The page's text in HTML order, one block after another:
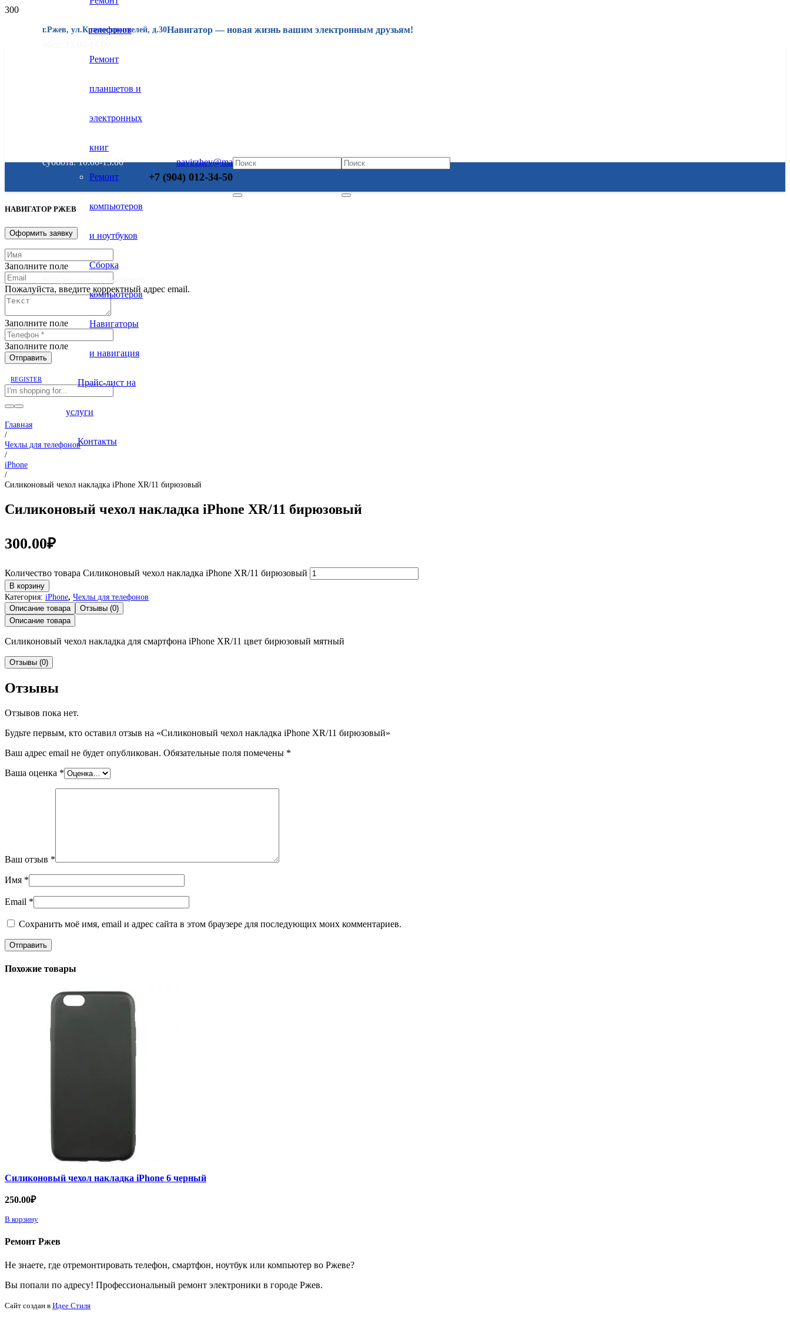
г.Ржев, ул.Краностроителей, д.30Навигатор — новая жизнь вашим электронным друзьям!
суббота: 10.00-15.00
воскресенье — выходной
navirzhev@mail.ru
телефонов
Ремонт
планшетов и
электронных
книг
Ремонт
компьютеров
и ноутбуков
Сборка
компьютеров
Навигаторы
и навигация
Прайс-лист на
услуги
Контакты
+7 (904) 012-34-50
НАВИГАТОР РЖЕВ
Оформить заявку
Заполните поле
Пожалуйста, введите корректный адрес email.
Заполните поле
Заполните поле
Отправить
REGISTER
Главная
/
Чехлы для телефонов
/
iPhone
/
Силиконовый чехол накладка iPhone XR/11 бирюзовый
Силиконовый чехол накладка iPhone XR/11 бирюзовый
300.00₽
Количество товара Силиконовый чехол накладка iPhone XR/11 бирюзовый
В корзину
Категория: iPhone, Чехлы для телефонов
Описание товара
Отзывы (0)
Описание товара
Силиконовый чехол накладка для смартфона iPhone XR/11 цвет бирюзовый мятный
Отзывы (0)
Отзывы
Отзывов пока нет.
Будьте первым, кто оставил отзыв на «Силиконовый чехол накладка iPhone XR/11 бирюзовый»
Ваш адрес email не будет опубликован. Обязательные поля помечены *
Ваша оценка *
Ваш отзыв *
Имя *
Email *
Сохранить моё имя, email и адрес сайта в этом браузере для последующих моих комментариев.
Похожие товары
Силиконовый чехол накладка iPhone 6 черный
250.00₽
В корзину
Ремонт Ржев
Не знаете, где отремонтировать телефон, смартфон, ноутбук или компьютер во Ржеве?
Вы попали по адресу! Профессиональный ремонт электроники в городе Ржев.
Cайт создан в Идее Стиля